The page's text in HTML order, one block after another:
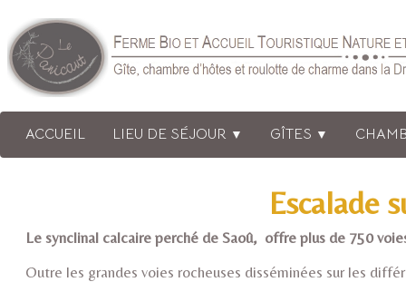
ACCUEIL LIEU DE SÉJOUR ▼ GÎTES ▼
Escalade
Le synclinal calcaire perché de Saoû, offre plus de 750
Outre les grandes voies rocheuses disséminées sur les